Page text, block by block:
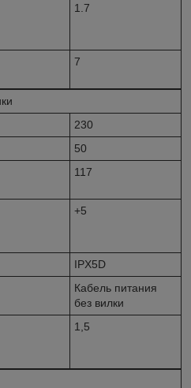
1.7
7
230
50
117
+5
IPX5D
Кабель питания
без вилки
1,5